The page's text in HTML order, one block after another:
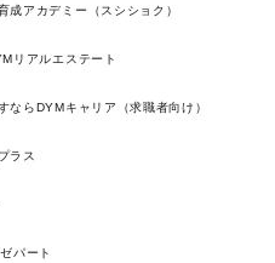
成アカデミー（スシショク）
リアルエステート
ならDYMキャリア（求職者向け）
ラス
パート